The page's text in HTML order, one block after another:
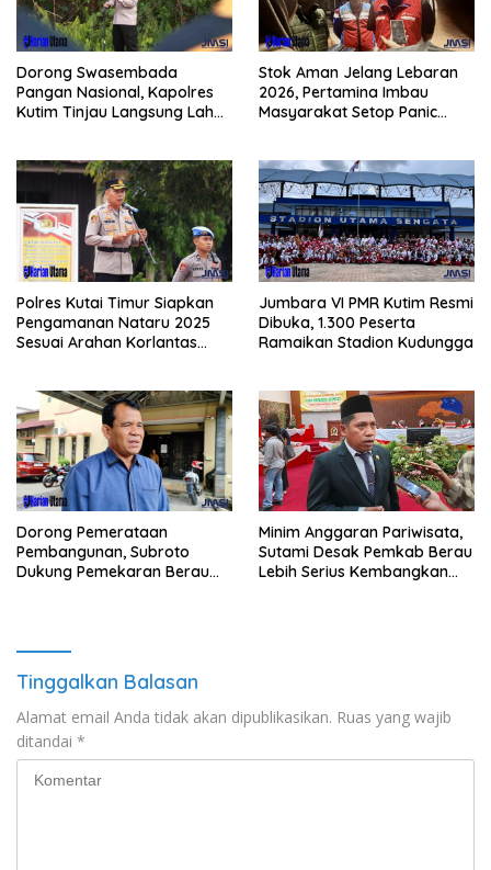
Dorong Swasembada
Pangan Nasional, Kapolres
Kutim Tinjau Langsung Lahan
Stok Aman Jelang Lebaran
2026, Pertamina Imbau
Masyarakat Setop Panic
Polres Kutai Timur Siapkan
Pengamanan Nataru 2025
Sesuai Arahan Korlantas
Jumbara VI PMR Kutim Resmi
Dibuka, 1.300 Peserta
Ramaikan Stadion Kudungga
Dorong Pemerataan
Pembangunan, Subroto
Dukung Pemekaran Berau
Minim Anggaran Pariwisata,
Sutami Desak Pemkab Berau
Lebih Serius Kembangkan
Tinggalkan Balasan
Alamat email Anda tidak akan dipublikasikan. Ruas yang wajib
ditandai *